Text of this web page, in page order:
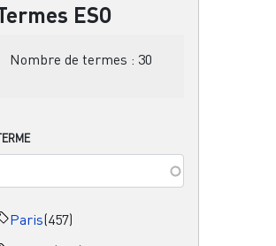
ESO
Nombre de termes : 30
Paris(457)